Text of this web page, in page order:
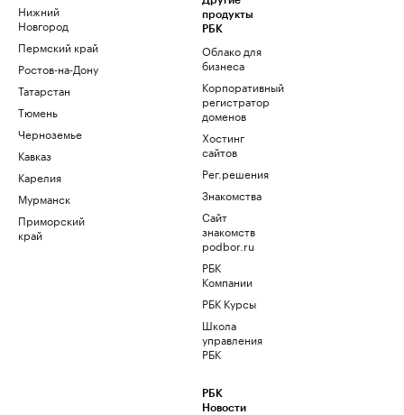
Нижний
Новгород
Пермский край
Ростов-на-Дону
Татарстан
Тюмень
Черноземье
Кавказ
Карелия
Мурманск
Приморский
край
продукты
РБК
Облако для
бизнеса
Корпоративный
регистратор
доменов
Хостинг
сайтов
Рег.решения
Знакомства
Сайт
знакомств
podbor.ru
РБК
Компании
РБК Курсы
Школа
управления
РБК
РБК
Новости